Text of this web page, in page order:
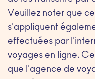
Veuillez noter que
s'appliquent
effectuées par
voyages en ligne.
que l'agence de